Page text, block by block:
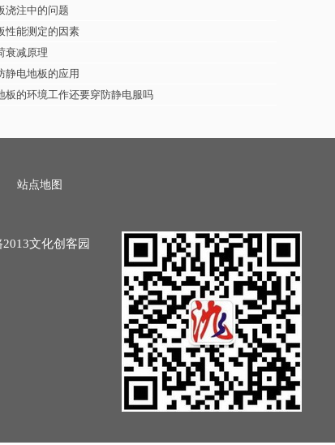
浇注中的问题
性能测定的因素
衰减原理
静电地板的应用
板的环境工作还要穿防静电服吗
站点地图
2013文化创客园